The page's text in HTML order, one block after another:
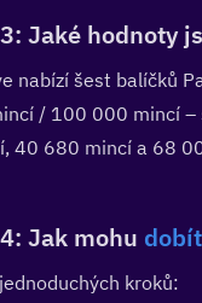
Jaké hodnoty
nabízí šest balíčků
/ 100 000 mincí –
40 680 mincí a 68
Jak mohu
kroků: